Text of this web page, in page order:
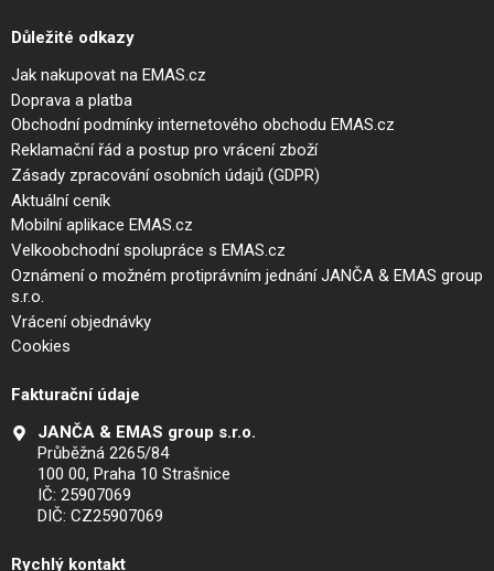
Důležité odkazy
Jak nakupovat na EMAS.cz
Doprava a platba
Obchodní podmínky internetového obchodu EMAS.cz
Reklamační řád a postup pro vrácení zboží
Zásady zpracování osobních údajů (GDPR)
Aktuální ceník
Mobilní aplikace EMAS.cz
Velkoobchodní spolupráce s EMAS.cz
Oznámení o možném protiprávním jednání JANČA & EMAS group
s.r.o.
Vrácení objednávky
Cookies
Fakturační údaje
JANČA & EMAS group s.r.o.
Průběžná 2265/84
100 00, Praha 10 Strašnice
IČ: 25907069
DIČ: CZ25907069
Rychlý kontakt